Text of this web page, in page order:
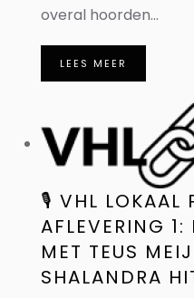
overal hoorden...
LEES MEER
🎙️ VHL LOKAAL
AFLEVERING
MET TEUS
SHALANDRA